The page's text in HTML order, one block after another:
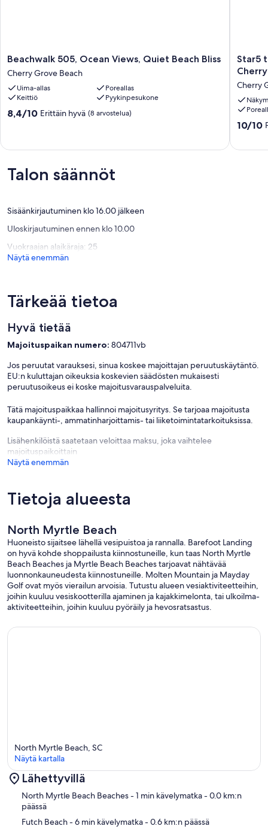
Beachwalk
505,
Ocean
Views,
Quiet
Beach
Beachwalk 505, Ocean Views, Quiet Beach Bliss
Cherry Grove Beach
Uima-allas
Poreallas
Keittiö
Pyykinpesukone
8.4
(8
arvostelua)
8,4/10 Erittäin hyvä (8 arvostelua)
Star5
tähden
Cherry
Cherry
Grove
Star5
Cherry
10.0
10/10
Talon säännöt
Sisäänkirjautuminen klo 16.00 jälkeen
Uloskirjautuminen ennen klo 10.00
Vuokraajan alaikäraja: 25
Näytä enemmän
Tärkeää tietoa
Hyvä tietää
Majoituspaikan numero: 804711vb
Jos peruutat varauksesi, sinua koskee majoittajan peruutuskäytäntö.
EU:n kuluttajan oikeuksia koskevien säädösten mukaisesti
peruutusoikeus ei koske majoitusvarauspalveluita.
Tätä majoituspaikkaa hallinnoi majoitusyritys. Se tarjoaa majoitusta
kaupankäynti-, ammatinharjoittamis- tai liiketoimintatarkoituksissa.
Lisähenkilöistä saatetaan veloittaa maksu, joka vaihtelee
majoituspaikoittain
Näytä enemmän
Tietoja alueesta
North Myrtle Beach
Huoneisto sijaitsee lähellä vesipuistoa ja rannalla. Barefoot Landing
on hyvä kohde shoppailusta kiinnostuneille, kun taas North Myrtle
Beach Beaches ja Myrtle Beach Beaches tarjoavat nähtävää
luonnonkauneudesta kiinnostuneille. Molten Mountain ja Mayday
Golf ovat myös vierailun arvoisia. Tutustu alueen vesiaktiviteetteihin,
joihin kuuluu vesiskootterilla ajaminen ja kajakkimelonta, tai ulkoilma-
aktiviteetteihin, joihin kuuluu pyöräily ja hevosratsastus.
Kartta
North Myrtle Beach, SC
Näytä kartalla
Lähettyvillä
North Myrtle Beach Beaches- 1 min kävelymatka- 0.0 km:n
päässä
Futch Beach- 6 min kävelymatka- 0.6 km:n päässä